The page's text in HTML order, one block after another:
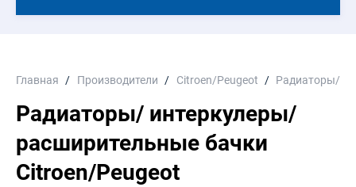
Главная Производители Citroen/Peugeot Радиаторы/
Радиаторы/ интеркулеры/
расширительные бачки
Citroen/Peugeot